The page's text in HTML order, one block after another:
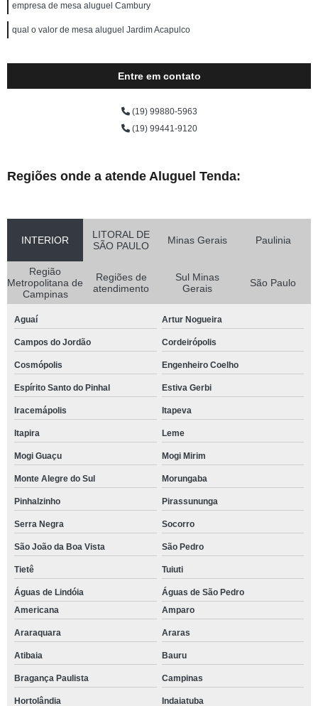
empresa de mesa aluguel Cambury
qual o valor de mesa aluguel Jardim Acapulco
Entre em contato
(19) 99880-5963
(19) 99441-9120
Regiões onde a atende Aluguel Tenda:
INTERIOR
LITORAL DE
SÃO PAULO
Minas Gerais Paulinia
Região
Metropolitana de
Campinas
Regiões de
atendimento
Sul Minas
Gerais
São Paulo
Aguaí Artur Nogueira
Campos do Jordão Cordeirópolis
Cosmópolis Engenheiro Coelho
Espírito Santo do Pinhal Estiva Gerbi
Iracemápolis Itapeva
Itapira Leme
Mogi Guaçu Mogi Mirim
Monte Alegre do Sul Morungaba
Pinhalzinho Pirassununga
Serra Negra Socorro
São João da Boa Vista São Pedro
Tietê Tuiuti
Águas de Lindóia
Águas de São Pedro
Americana
Amparo
Araraquara Araras
Atibaia Bauru
Bragança Paulista Campinas
Hortolândia Indaiatuba